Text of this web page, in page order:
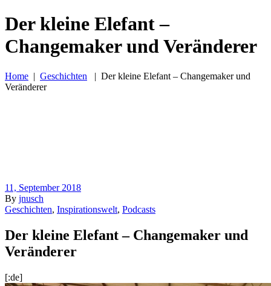
Der kleine Elefant –
Changemaker und Veränderer
Home | Geschichten | Der kleine Elefant – Changemaker und
Veränderer
11, September 2018
By jnusch
Geschichten, Inspirationswelt, Podcasts
Der kleine Elefant – Changemaker und
Veränderer
[:de]